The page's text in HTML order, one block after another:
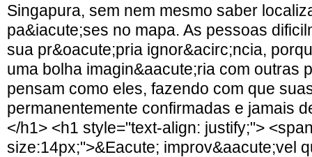
Singapura, sem nem mesmo saber
pa&iacute;ses no mapa. As pessoas
sua pr&oacute;pria ignor&acirc;ncia,
uma bolha imagin&aacute;ria com outras
pensam como eles, fazendo com que
permanentemente confirmadas e jamais
</h1> <h1 style="text-align: justify;">
size:14px;">&Eacute; improv&aacute;vel